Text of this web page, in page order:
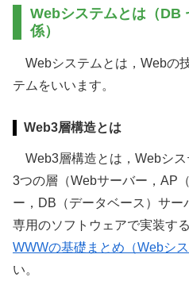
Webシステムとは（DB
係）
Webシステムとは，Webの
テムをいいます。
Web3層構造とは
Web3層構造とは，Webシス
3つの層（Webサーバー，AP
ー，DB（データベース）サー
専用のソフトウェアで実装す
WWWの基礎まとめ（Webシス
い。